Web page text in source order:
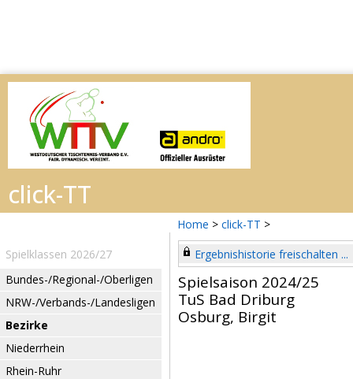
Home > click-TT >
Spielklassen 2026/27
Bundes-/Regional-/Oberligen
NRW-/Verbands-/Landesligen
Bezirke
Niederrhein
Rhein-Ruhr
Ergebnishistorie freischalten ...
Spielsaison 2024/25
TuS Bad Driburg
Osburg, Birgit